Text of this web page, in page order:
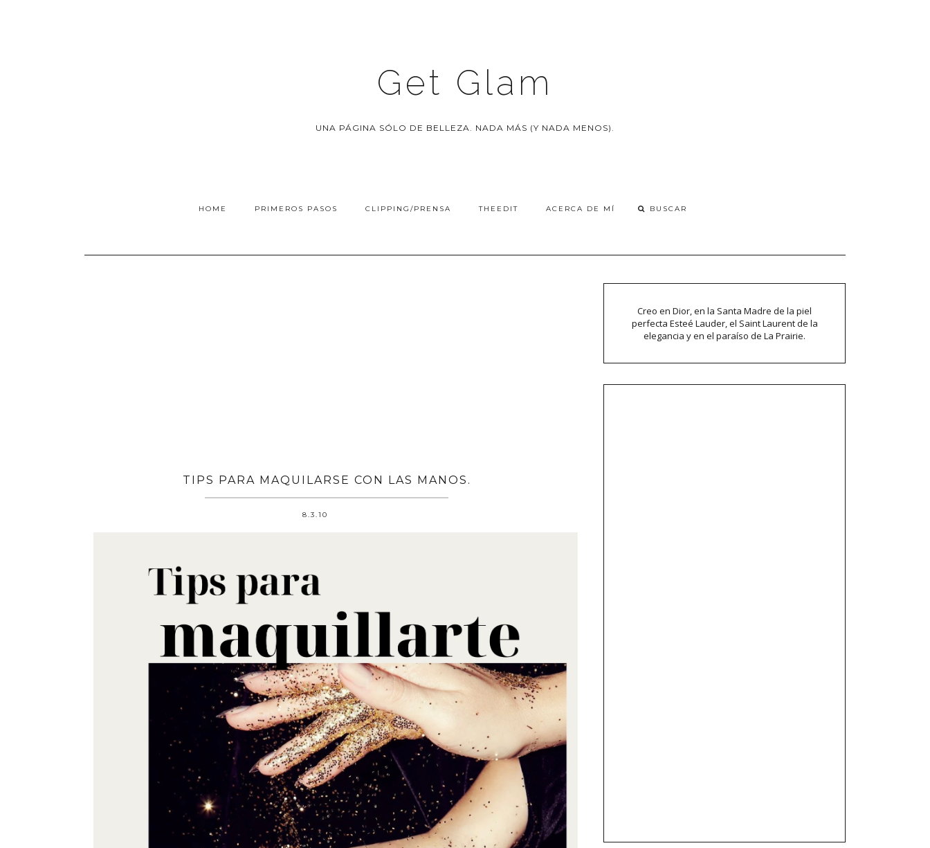
Get Glam
UNA PÁGINA SÓLO DE BELLEZA. NADA MÁS (Y NADA MENOS).
HOME PRIMEROS PASOS CLIPPING/PRENSA THEEDIT ACERCA DE MÍ
TIPS PARA MAQUILARSE CON LAS MANOS.
8.3.10
Creo en Dior, en la Santa Madre de la piel
perfecta Esteé Lauder, el Saint Laurent de la
elegancia y en el paraíso de La Prairie.